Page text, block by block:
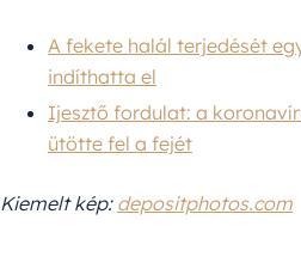
A fekete halál terjedését
indíthatta el
Ijesztő fordulat: a
ütötte fel a fejét
Kiemelt kép: depositphotos.com